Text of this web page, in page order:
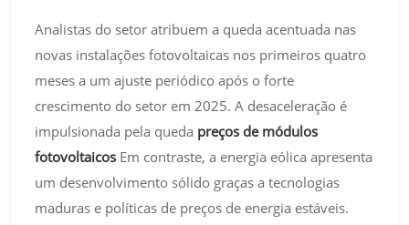
Analistas do setor atribuem a queda acentuada nas
novas instalações fotovoltaicas nos primeiros quatro
meses a um ajuste periódico após o forte
crescimento do setor em 2025. A desaceleração é
impulsionada pela queda preços de módulos
fotovoltaicos Em contraste, a energia eólica apresenta
um desenvolvimento sólido graças a tecnologias
maduras e políticas de preços de energia estáveis.